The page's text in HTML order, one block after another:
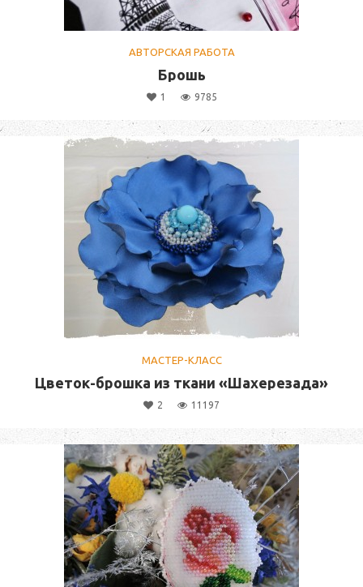
АВТОРСКАЯ РАБОТА
Брошь
1 9785
МАСТЕР-КЛАСС
Цветок-брошка из ткани «Шахерезада»
2 11197